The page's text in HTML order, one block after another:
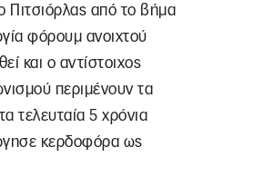
από το βήμα
φόρουμ ανοιχτού
και ο αντίστοιχος
περιμένουν τα
τελευταία 5 χρόνια
κερδοφόρα ως